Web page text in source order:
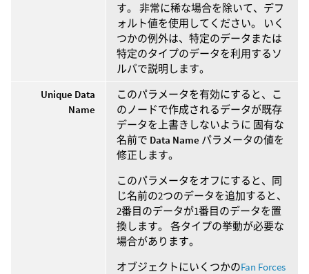
す。 非常に稀な場合を除いて、デフ
ォルト値を使用してください。 いく
つかの例外は、特定のデータまたは
特定のタイプのデータを利用するソ
ルバで説明します。
Unique Data
Name
このパラメータを有効にすると、こ
のノードで作成されるデータが既存
データを上書きしないように 固有な
名前で Data Name パラメータの値を
修正します。
このパラメータをオフにすると、同
じ名前の2つのデータを追加すると、
2番目のデータが1番目のデータを置
換します。 各タイプの挙動が必要な
場合があります。
オブジェクトにいくつかのFan Forces